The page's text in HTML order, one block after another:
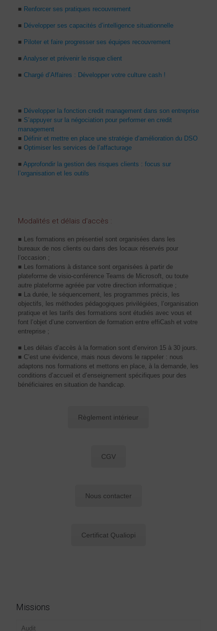
■ Renforcer ses pratiques recouvrement
■ Développer ses capacités d’intelligence situationnelle
■ Piloter et faire progresser ses équipes recouvrement
■ Analyser et prévenir le risque client
■ Chargé d’Affaires : Développer votre culture cash !
■ Développer la fonction credit management dans son entreprise
■ S’appuyer sur la négociation pour performer en credit
management
■ Définir et mettre en place une stratégie d’amélioration du DSO
■ Optimiser les services de l’affacturage
■ Approfondir la gestion des risques clients : focus sur
l’organisation et les outils
Modalités et délais d'accès :
■ Les formations en présentiel sont organisées dans les
bureaux de nos clients ou dans des locaux réservés pour
l’occasion ;
■ Les formations à distance sont organisées à partir de
plateforme de visio-conférence Teams de Microsoft, ou toute
autre plateforme agréée par votre direction informatique ;
■ La durée, le séquencement, les programmes précis, les
objectifs, les méthodes pédagogiques privilégiées, l’organisation
pratique et les tarifs des formations sont étudiés avec vous et
font l’objet d’une convention de formation entre effiCash et votre
entreprise ;
■ Les délais d’accès à la formation sont d’environ 15 à 30 jours.
■ C’est une évidence, mais nous devons le rappeler : nous
adaptons nos formations et mettons en place, à la demande, les
conditions d’accueil et d’enseignement spécifiques pour des
bénéficiaires en situation de handicap.
Règlement intérieur
CGV
Nous contacter
Certificat Qualiopi
Missions
Audit